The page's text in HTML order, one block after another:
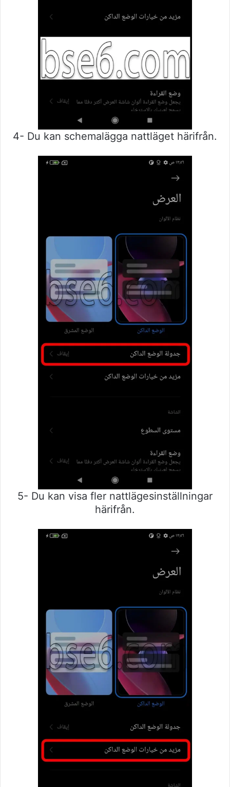
4- Du kan schemalägga nattläget härifrån.
5- Du kan visa fler nattlägesinställningar
härifrån.